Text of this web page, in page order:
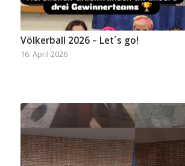
Völkerball 2026 – Let´s go!
16. April 2026